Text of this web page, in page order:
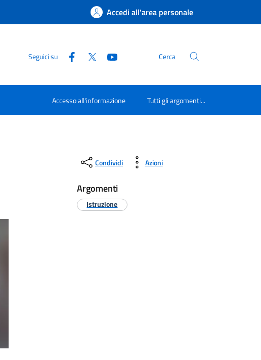
Accedi all'area personale
Seguici su Cerca
Accesso all'informazione Tutti gli argomenti...
Condividi Azioni
Argomenti
Istruzione